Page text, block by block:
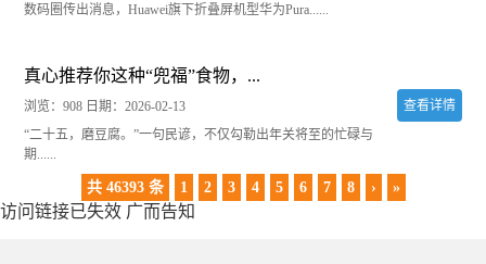
数码圈传出消息，Huawei旗下折叠屏机型华为Pura......
真心推荐你这种“兜福”食物，...
浏览：908日期：2026-02-13
“二十五，磨豆腐。”一句民谚，不仅勾勒出年关将至的忙碌与
期......
查看详情
共 46393 条 1 2 3 4 5 6 7 8 › »
访问链接已失效 广而告知